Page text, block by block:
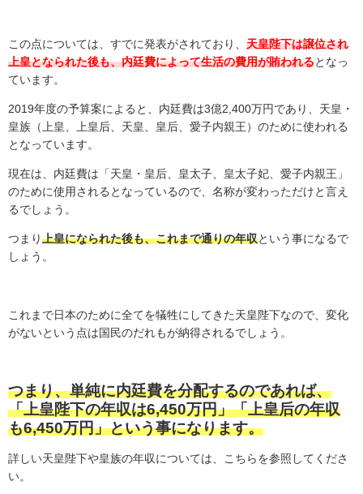
この点については、すでに発表がされており、 天皇陛下は譲位され
上皇となられた後も、内廷費によって生活の費用が賄われる となっ
ています。
2019年度の予算案によると、内廷費は3億2,400万円であり、天皇・
皇族（上皇、上皇后、天皇、皇后、愛子内親王）のために使われる
となっています。
現在は、内廷費は「天皇・皇后、皇太子、皇太子妃、愛子内親王」
のために使用されるとなっているので、名称が変わっただけと言え
るでしょう。
つまり 上皇になられた後も、これまで通りの年収 という事になるで
しょう。
これまで日本のために全てを犠牲にしてきた天皇陛下なので、変化
がないという点は国民のだれもが納得されるでしょう。
つまり、単純に内廷費を分配するのであれば、
「上皇陛下の年収は6,450万円」「上皇后の年収
も6,450万円」という事になります。
詳しい天皇陛下や皇族の年収については、こちらを参照してくださ
い。